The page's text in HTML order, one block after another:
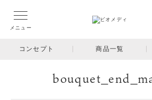
メニュー
コンセプト 商品一覧